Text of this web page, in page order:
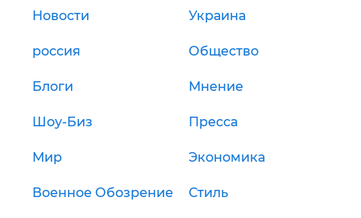
Новости Украина
россия Общество
Блоги Мнение
Шоу-Биз Пресса
Мир Экономика
Военное Обозрение Стиль